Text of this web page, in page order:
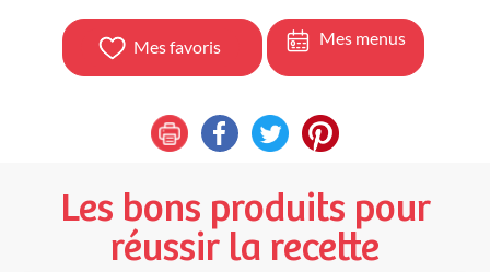
Mes favoris Mes menus
Les bons produits pour
réussir la recette